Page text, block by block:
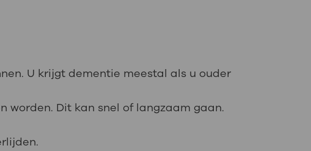
U krijgt dementie meestal als u ouder
worden. Dit kan snel of langzaam gaan.